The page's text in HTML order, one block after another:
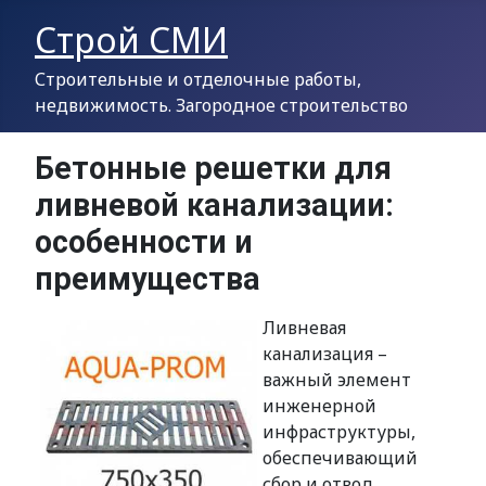
Строй СМИ
Строительные и отделочные работы,
недвижимость. Загородное строительство
Бетонные решетки для
ливневой канализации:
особенности и
преимущества
Ливневая
канализация –
важный элемент
инженерной
инфраструктуры,
обеспечивающий